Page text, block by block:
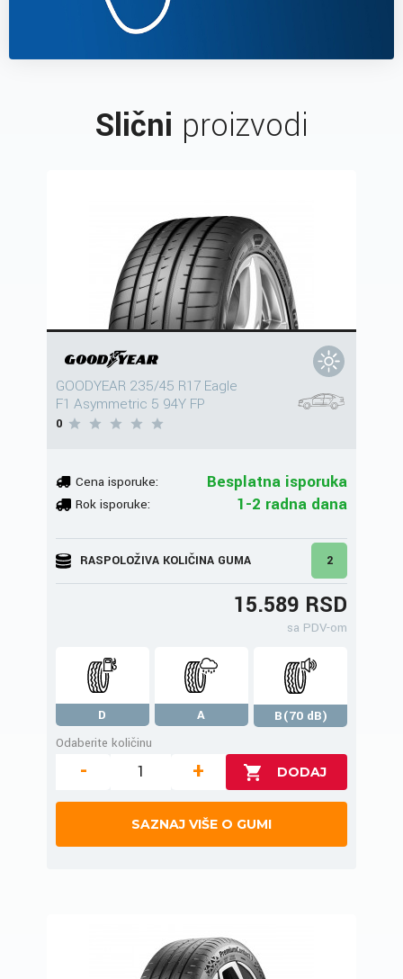
Slični proizvodi
GOODYEAR 235/45 R17 Eagle
F1 Asymmetric 5 94Y FP
0
Cena isporuke: Besplatna isporuka
Rok isporuke: 1-2 radna dana
RASPOLOŽIVA KOLIČINA GUMA 2
15.589 RSD
sa PDV-om
D A
B(70 dB)
Odaberite količinu
- +
SAZNAJ VIŠE O GUMI